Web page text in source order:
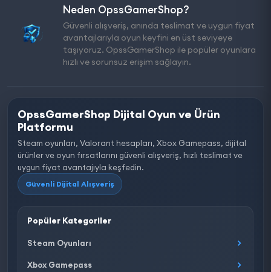
Neden OpssGamerShop?
Güvenli alışveriş, anında teslimat ve uygun fiyat
avantajlarıyla oyun keyfini en üst seviyeye
taşıyoruz. OpssGamerShop ile popüler oyunlara
hızlı ve sorunsuz erişim sağlayın.
OpssGamerShop Dijital Oyun ve Ürün
Platformu
Steam oyunları, Valorant hesapları, Xbox Gamepass, dijital
ürünler ve oyun fırsatlarını güvenli alışveriş, hızlı teslimat ve
uygun fiyat avantajıyla keşfedin.
Güvenli Dijital Alışveriş
Popüler Kategoriler
Steam Oyunları
Xbox Gamepass